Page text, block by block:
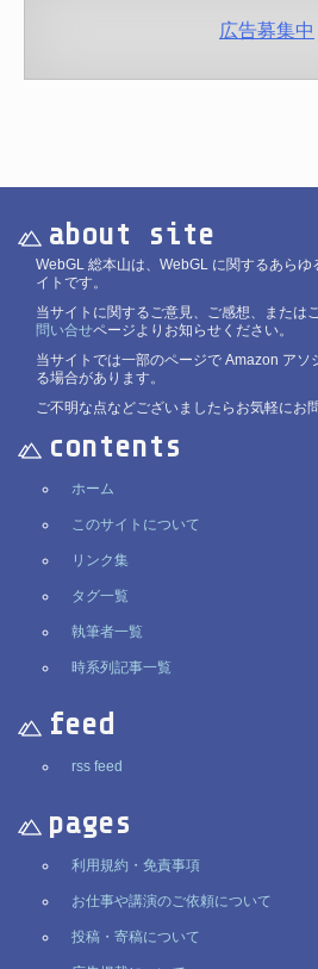
広告募集中
about site
WebGL 総本山は、WebGL に関するあら
イトです。
当サイトに関するご意見、ご感想、または
問い合せページよりお知らせください。
当サイトでは一部のページで Amazon アソ
る場合があります。
ご不明な点などございましたらお気軽にお
contents
ホーム
このサイトについて
リンク集
タグ一覧
執筆者一覧
時系列記事一覧
feed
rss feed
pages
利用規約・免責事項
お仕事や講演のご依頼について
投稿・寄稿について